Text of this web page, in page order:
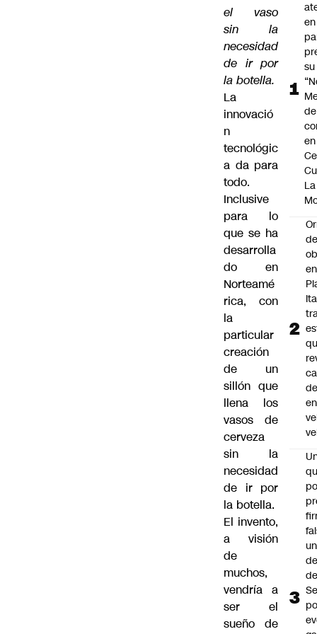
el vaso
sin la
necesidad
de ir por
la botella.
La
innovació
n
tecnológic
a da para
todo.
Inclusive
para lo
que se ha
desarrolla
do en
Norteamé
rica, con
la
particular
creación
de un
sillón que
llena los
vasos de
cerveza
sin la
necesidad
de ir por
la botella.
El invento,
a visión
de
muchos,
vendría a
ser el
sueño de
La
en
en